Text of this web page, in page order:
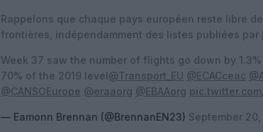
Rappelons que chaque pays européen reste libre
frontières, indépendamment des listes publiées par
Week 37 saw the number of flights go down by
70% of the 2019 level@Transport_EU @ECACceac
@CANSOEurope @eraaorg @EBAAorg
— Eamonn Brennan (@BrennanEN23) September 20,